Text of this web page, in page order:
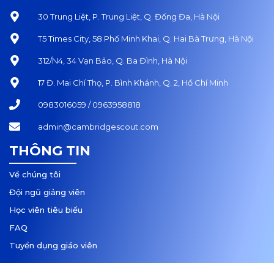
30 Trung Liệt, P. Trung Liệt, Q. Đống Đa, Hà Nội
T5 Times City, 58 Phố Minh Khai, Q. Hai Bà Trưng, Hà Nội
312/N4, 34 Vạn Bảo, Q. Ba Đình, Hà Nội
17 Đ. Mai Chí Thọ, P. Bình Khánh, Q. 2, Hồ Chí Minh
0983016059 / 0963958818
admin@cambridgescout.com
THÔNG TIN
Về chúng tôi
Đội ngũ giảng viên
Học viên tiêu biểu
FAQ
Tuyển dụng giáo viên